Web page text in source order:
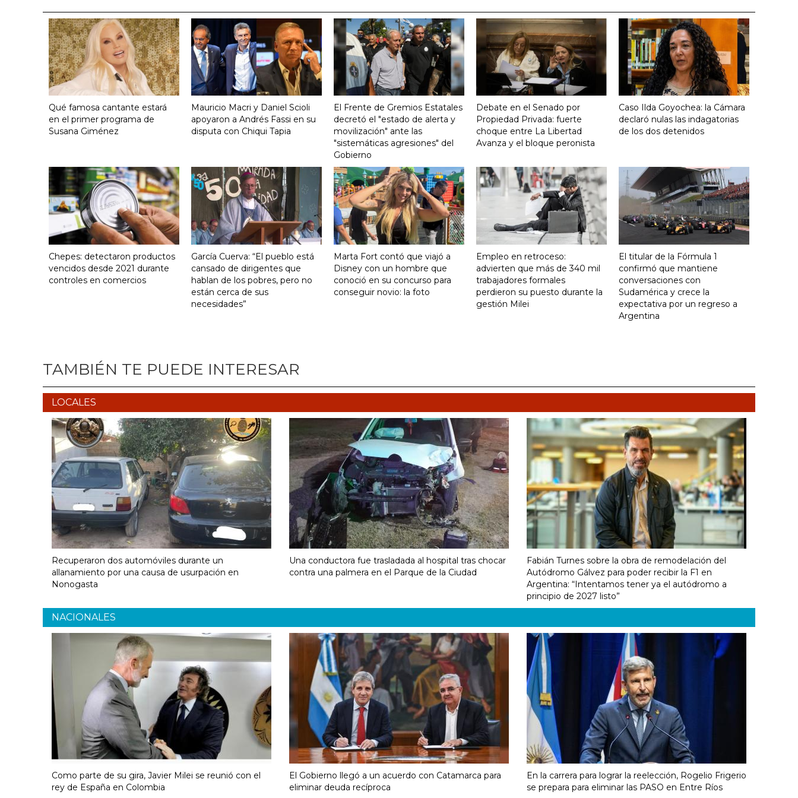
Qué famosa cantante estará
en el primer programa de
Susana Giménez
Mauricio Macri y Daniel Scioli
apoyaron a Andrés Fassi en su
disputa con Chiqui Tapia
El Frente de Gremios Estatales
decretó el "estado de alerta y
movilización" ante las
"sistemáticas agresiones" del
Gobierno
Debate en el Senado por
Propiedad Privada: fuerte
choque entre La Libertad
Avanza y el bloque peronista
Caso Ilda Goyochea: la Cámara
declaró nulas las indagatorias
de los dos detenidos
Chepes: detectaron productos
vencidos desde 2021 durante
controles en comercios
García Cuerva: “El pueblo está
cansado de dirigentes que
hablan de los pobres, pero no
están cerca de sus
necesidades”
Marta Fort contó que viajó a
Disney con un hombre que
conoció en su concurso para
conseguir novio: la foto
Empleo en retroceso:
advierten que más de 340 mil
trabajadores formales
perdieron su puesto durante la
gestión Milei
El titular de la Fórmula 1
confirmó que mantiene
conversaciones con
Sudamérica y crece la
expectativa por un regreso a
Argentina
TAMBIÉN TE PUEDE INTERESAR
LOCALES
Recuperaron dos automóviles durante un
allanamiento por una causa de usurpación en
Nonogasta
Una conductora fue trasladada al hospital tras chocar
contra una palmera en el Parque de la Ciudad
Fabián Turnes sobre la obra de remodelación del
Autódromo Gálvez para poder recibir la F1 en
Argentina: “Intentamos tener ya el autódromo a
principio de 2027 listo”
NACIONALES
Como parte de su gira, Javier Milei se reunió con el
rey de España en Colombia
El Gobierno llegó a un acuerdo con Catamarca para
eliminar deuda recíproca
En la carrera para lograr la reelección, Rogelio Frigerio
se prepara para eliminar las PASO en Entre Ríos